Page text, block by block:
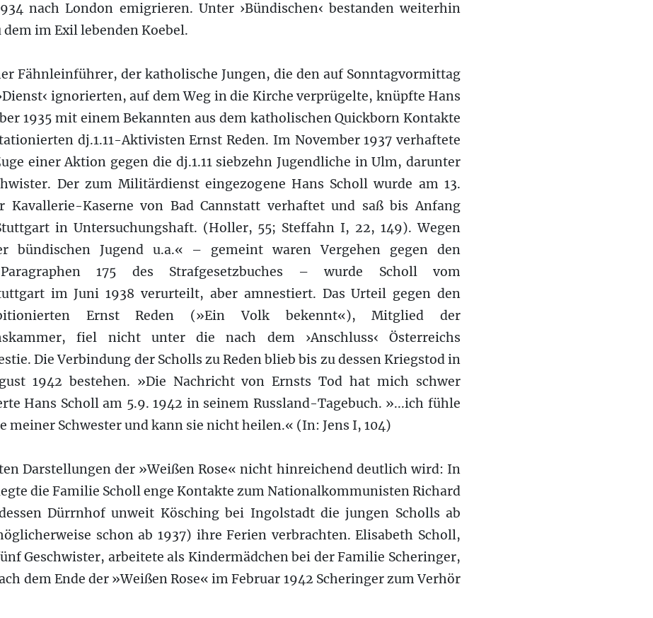
nach London emigrieren. Unter ›Bündischen‹ bestanden weiterhin
im Exil lebenden Koebel.
Fähnleinführer, der katholische Jungen, die den auf Sonntagvormittag
ignorierten, auf dem Weg in die Kirche verprügelte, knüpfte Hans
1935 mit einem Bekannten aus dem katholischen Quickborn Kontakte
dj.1.11-Aktivisten Ernst Reden. Im November 1937 verhaftete
einer Aktion gegen die dj.1.11 siebzehn Jugendliche in Ulm, darunter
Der zum Militärdienst eingezogene Hans Scholl wurde am 13.
Kavallerie-Kaserne von Bad Cannstatt verhaftet und saß bis Anfang
in Untersuchungshaft. (Holler, 55; Steffahn I, 22, 149). Wegen
bündischen Jugend u.a.« – gemeint waren Vergehen gegen den
Paragraphen 175 des Strafgesetzbuches – wurde Scholl vom
im Juni 1938 verurteilt, aber amnestiert. Das Urteil gegen den
Ernst Reden (»Ein Volk bekennt«), Mitglied der
fiel nicht unter die nach dem ›Anschluss‹ Österreichs
Die Verbindung der Scholls zu Reden blieb bis zu dessen Kriegstod in
1942 bestehen. »Die Nachricht von Ernsts Tod hat mich schwer
Hans Scholl am 5.9. 1942 in seinem Russland-Tagebuch. »...ich fühle
meiner Schwester und kann sie nicht heilen.« (In: Jens I, 104)
Darstellungen der »Weißen Rose« nicht hinreichend deutlich wird: In
die Familie Scholl enge Kontakte zum Nationalkommunisten Richard
Dürrnhof unweit Kösching bei Ingolstadt die jungen Scholls ab
schon ab 1937) ihre Ferien verbrachten. Elisabeth Scholl,
Geschwister, arbeitete als Kindermädchen bei der Familie Scheringer,
dem Ende der »Weißen Rose« im Februar 1942 Scheringer zum Verhör